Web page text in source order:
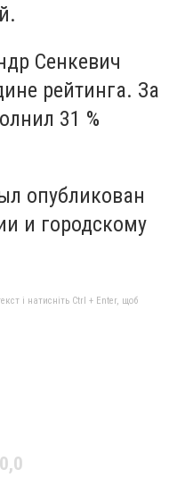
Сенкевич
рейтинга. За
31 %
опубликован
и городскому
і натисніть Ctrl + Enter, щоб
0,0